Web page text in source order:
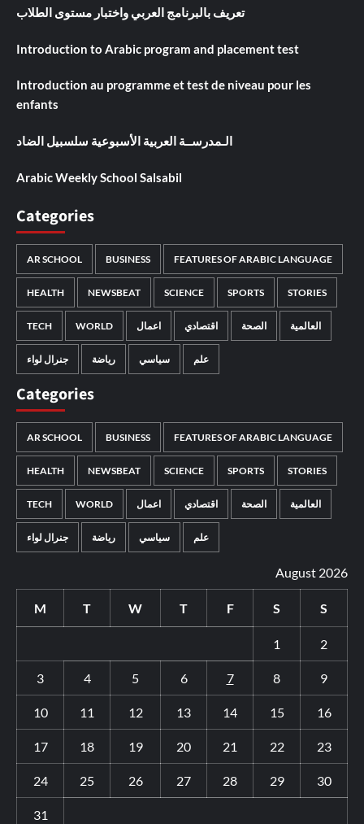
تعريف بالبرنامج العربي واختبار مستوى الطلاب
Introduction to Arabic program and placement test
Introduction au programme et test de niveau pour les
enfants
الـمدرســة العربية الأسبوعية سلسبيل الضاد
Arabic Weekly School Salsabil
Categories
AR SCHOOL BUSINESS FEATURES OF ARABIC LANGUAGE
HEALTH NEWSBEAT SCIENCE SPORTS STORIES
TECH WORLD اعمال اقتصادي الصحة العالمية
جنرال لواء رياضة سياسي علم
Categories
AR SCHOOL BUSINESS FEATURES OF ARABIC LANGUAGE
HEALTH NEWSBEAT SCIENCE SPORTS STORIES
TECH WORLD اعمال اقتصادي الصحة العالمية
جنرال لواء رياضة سياسي علم
August 2026
M T W T F S S
1 2
3 4 5 6 7 8 9
10 11 12 13 14 15 16
17 18 19 20 21 22 23
24 25 26 27 28 29 30
31